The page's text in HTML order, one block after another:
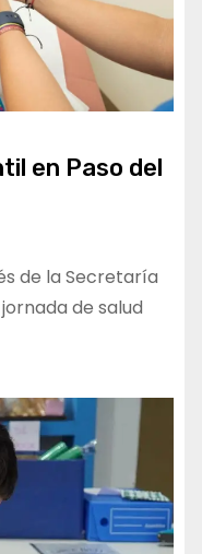
en Paso del
de la Secretaría
de salud